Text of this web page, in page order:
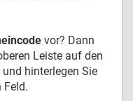
vor? Dann
Leiste auf den
und hinterlegen Sie
Feld.